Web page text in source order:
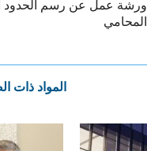
ورشة عمل عن رسم الحدود
المحامي
المواد ذات